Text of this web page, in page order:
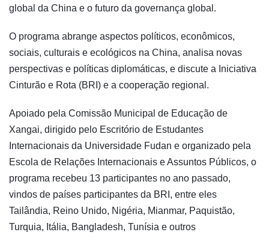
global da China e o futuro da governança global.
O programa abrange aspectos políticos, econômicos,
sociais, culturais e ecológicos na China, analisa novas
perspectivas e políticas diplomáticas, e discute a Iniciativa
Cinturão e Rota (BRI) e a cooperação regional.
Apoiado pela Comissão Municipal de Educação de
Xangai, dirigido pelo Escritório de Estudantes
Internacionais da Universidade Fudan e organizado pela
Escola de Relações Internacionais e Assuntos Públicos, o
programa recebeu 13 participantes no ano passado,
vindos de países participantes da BRI, entre eles
Tailândia, Reino Unido, Nigéria, Mianmar, Paquistão,
Turquia, Itália, Bangladesh, Tunísia e outros